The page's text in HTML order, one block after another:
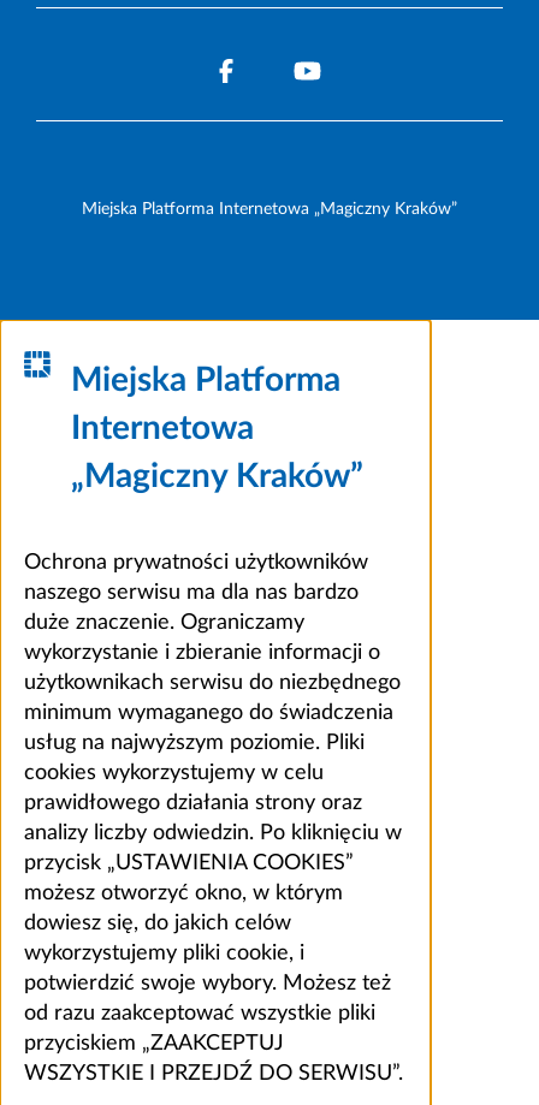
Miejska Platforma Internetowa „Magiczny Kraków”
Miejska Platforma
Internetowa
„Magiczny Kraków”
Ochrona prywatności użytkowników
naszego serwisu ma dla nas bardzo
duże znaczenie. Ograniczamy
wykorzystanie i zbieranie informacji o
użytkownikach serwisu do niezbędnego
minimum wymaganego do świadczenia
usług na najwyższym poziomie. Pliki
cookies wykorzystujemy w celu
prawidłowego działania strony oraz
analizy liczby odwiedzin. Po kliknięciu w
przycisk „USTAWIENIA COOKIES”
możesz otworzyć okno, w którym
dowiesz się, do jakich celów
wykorzystujemy pliki cookie, i
potwierdzić swoje wybory. Możesz też
od razu zaakceptować wszystkie pliki
przyciskiem „ZAAKCEPTUJ
WSZYSTKIE I PRZEJDŹ DO SERWISU”.